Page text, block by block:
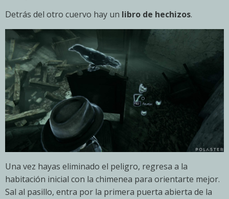
Detrás del otro cuervo hay un libro de hechizos.
Una vez hayas eliminado el peligro, regresa a la
habitación inicial con la chimenea para orientarte mejor.
Sal al pasillo, entra por la primera puerta abierta de la